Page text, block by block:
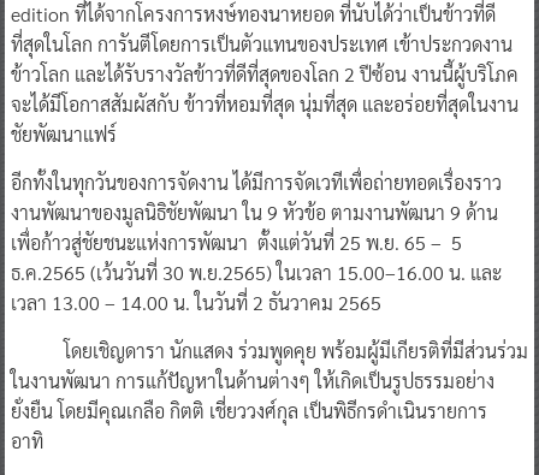
edition ที่ได้จากโครงการหงษ์ทองนาหยอด ที่นับได้ว่าเป็นข้าวที่ดี
ที่สุดในโลก การันตีโดยการเป็นตัวแทนของประเทศ เข้าประกวดงาน
ข้าวโลก และได้รับรางวัลข้าวที่ดีที่สุดของโลก 2 ปีซ้อน งานนี้ผู้บริโภค
จะได้มีโอกาสสัมผัสกับ ข้าวที่หอมที่สุด นุ่มที่สุด และอร่อยที่สุดในงาน
ชัยพัฒนาแฟร์
อีกทั้งในทุกวันของการจัดงาน ได้มีการจัดเวทีเพื่อถ่ายทอดเรื่องราว
งานพัฒนาของมูลนิธิชัยพัฒนา ใน 9 หัวข้อ ตามงานพัฒนา 9 ด้าน
เพื่อก้าวสู่ชัยชนะแห่งการพัฒนา ตั้งแต่วันที่ 25 พ.ย. 65 – 5
ธ.ค.2565 (เว้นวันที่ 30 พ.ย.2565) ในเวลา 15.00–16.00 น. และ
เวลา 13.00 – 14.00 น. ในวันที่ 2 ธันวาคม 2565
โดยเชิญดารา นักแสดง ร่วมพูดคุย พร้อมผู้มีเกียรติที่มีส่วนร่วม
ในงานพัฒนา การแก้ปัญหาในด้านต่างๆ ให้เกิดเป็นรูปธรรมอย่าง
ยั่งยืน โดยมีคุณเกลือ กิตติ เชี่ยววงศ์กุล เป็นพิธีกรดำเนินรายการ
อาทิ